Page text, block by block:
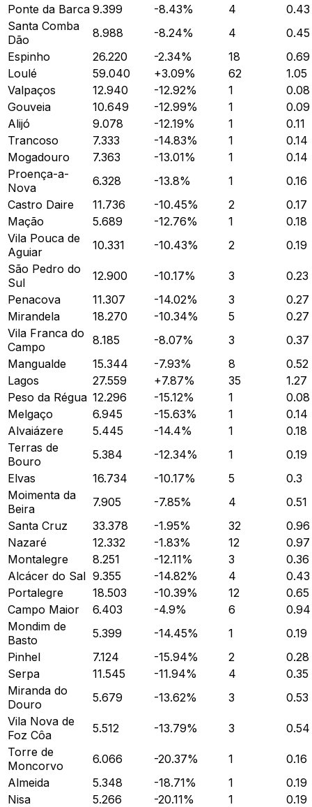
Ponte da Barca 9.399 -8.43% 4
0.43
Santa Comba
Dão
8.988 -8.24% 4
0.45
Espinho
26.220 -2.34% 18
0.69
Loulé
59.040 +3.09% 62
1.05
Valpaços
12.940 -12.92% 1
0.08
Gouveia
10.649 -12.99% 1
0.09
Alijó
9.078 -12.19% 1
0.11
Trancoso
7.333 -14.83% 1
0.14
Mogadouro
7.363 -13.01% 1
0.14
Proença-a-
Nova
6.328 -13.8% 1
0.16
Castro Daire
11.736 -10.45% 2
0.17
Mação
5.689 -12.76% 1
0.18
Vila Pouca de
Aguiar
10.331 -10.43% 2
0.19
São Pedro do
Sul
12.900 -10.17% 3
0.23
Penacova
11.307 -14.02% 3
0.27
Mirandela
18.270 -10.34% 5
0.27
Vila Franca do
Campo
8.185 -8.07% 3
0.37
Mangualde
15.344 -7.93% 8
0.52
Lagos
27.559 +7.87% 35
1.27
Peso da Régua 12.296 -15.12% 1
0.08
Melgaço
6.945 -15.63% 1
0.14
Alvaiázere
5.445 -14.4% 1
0.18
Terras de
Bouro
5.384 -12.34% 1
0.19
Elvas
16.734 -10.17% 5
0.3
Moimenta da
Beira
7.905 -7.85% 4
0.51
Santa Cruz
33.378 -1.95% 32
0.96
Nazaré
12.332 -1.83% 12
0.97
Montalegre
8.251 -12.11% 3
0.36
Alcácer do Sal 9.355 -14.82% 4
0.43
Portalegre
18.503 -10.39% 12
0.65
Campo Maior
6.403 -4.9% 6
0.94
Mondim de
Basto
5.399 -14.45% 1
0.19
Pinhel
7.124 -15.94% 2
0.28
Serpa
11.545 -11.94% 4
0.35
Miranda do
Douro
5.679 -13.62% 3
0.53
Vila Nova de
Foz Côa
5.512 -13.79% 3
0.54
Torre de
Moncorvo
6.066 -20.37% 1
0.16
Almeida
5.348 -18.71% 1
0.19
Nisa
5.266 -20.11% 1
0.19